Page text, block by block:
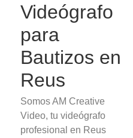
Videógrafo
para
Bautizos en
Reus
Somos AM Creative
Video, tu videógrafo
profesional en Reus